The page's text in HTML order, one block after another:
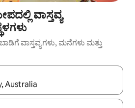
ವಾಸ್ತವ್ಯ
ವಾಸ್ತವ್ಯಗಳು, ಮನೆಗಳು ಮತ್ತು
ಅಪ್ ಮತ್ತು ಡೌನ್ ಬಾಣದ ಕೀಲಿಗಳೊಂದಿಗೆ